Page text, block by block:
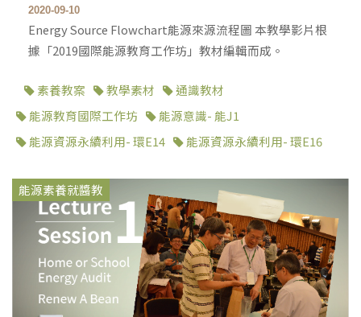
2020-09-10
Energy Source Flowchart能源來源流程圖 本教學影片根
據「2019國際能源教育工作坊」教材編輯而成。
素養教案 教學素材
通識教材
能源教育國際工作坊
能源意識- 能J1
能源資源永續利用- 環E14
能源資源永續利用- 環E16
能源素養就醬教